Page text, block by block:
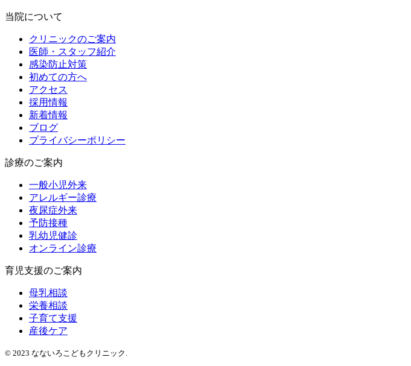
当院について
クリニックのご案内
医師・スタッフ紹介
感染防止対策
初めての方へ
アクセス
採用情報
新着情報
ブログ
プライバシーポリシー
診療のご案内
一般小児外来
アレルギー診療
夜尿症外来
予防接種
乳幼児健診
オンライン診療
育児支援のご案内
母乳相談
栄養相談
子育て支援
産後ケア
© 2023 なないろこどもクリニック.